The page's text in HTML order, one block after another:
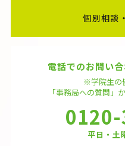
個別相談
電話でのお問い
※学院生の
「事務局への質問」
平日・